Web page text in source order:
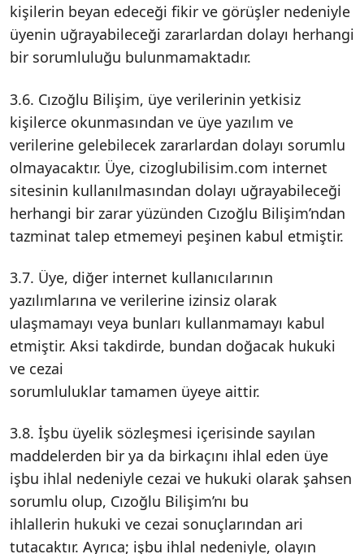
kişilerin beyan edeceği fikir ve görüşler nedeniyle
üyenin uğrayabileceği zararlardan dolayı herhangi
bir sorumluluğu bulunmamaktadır.
3.6. Cızoğlu Bilişim, üye verilerinin yetkisiz
kişilerce okunmasından ve üye yazılım ve
verilerine gelebilecek zararlardan dolayı sorumlu
olmayacaktır. Üye, cizoglubilisim.com internet
sitesinin kullanılmasından dolayı uğrayabileceği
herhangi bir zarar yüzünden Cızoğlu Bilişim’ndan
tazminat talep etmemeyi peşinen kabul etmiştir.
3.7. Üye, diğer internet kullanıcılarının
yazılımlarına ve verilerine izinsiz olarak
ulaşmamayı veya bunları kullanmamayı kabul
etmiştir. Aksi takdirde, bundan doğacak hukuki
ve cezai
sorumluluklar tamamen üyeye aittir.
3.8. İşbu üyelik sözleşmesi içerisinde sayılan
maddelerden bir ya da birkaçını ihlal eden üye
işbu ihlal nedeniyle cezai ve hukuki olarak şahsen
sorumlu olup, Cızoğlu Bilişim’nı bu
ihlallerin hukuki ve cezai sonuçlarından ari
tutacaktır. Ayrıca; işbu ihlal nedeniyle, olayın